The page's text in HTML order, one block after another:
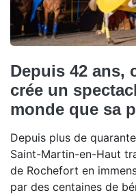
Depuis 42 ans,
crée un
monde que sa
Depuis plus de
Saint-Martin-en-Haut
de Rochefort en
par des centaines de